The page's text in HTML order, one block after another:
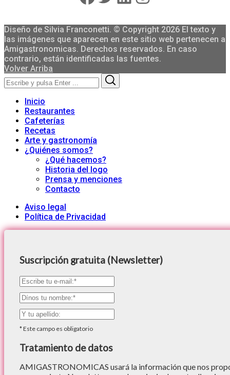
Diseño de Silvia Franconetti. © Copyright 2026 El texto y
las imágenes que aparecen en este sitio web pertenecen a
Amigastronomicas. Derechos reservados. En caso
contrario, están identificadas las fuentes.
Volver Arriba
Search
for:
Inicio
Restaurantes
Cafeterías
Recetas
Arte y gastronomía
¿Quiénes somos?
¿Qué hacemos?
Historia del logo
Prensa y menciones
Contacto
Aviso legal
Política de Privacidad
Suscripción gratuita (Newsletter)
*Este campo es obligatorio
Tratamiento de datos
AMIGASTRONOMICAS usará la información que nos